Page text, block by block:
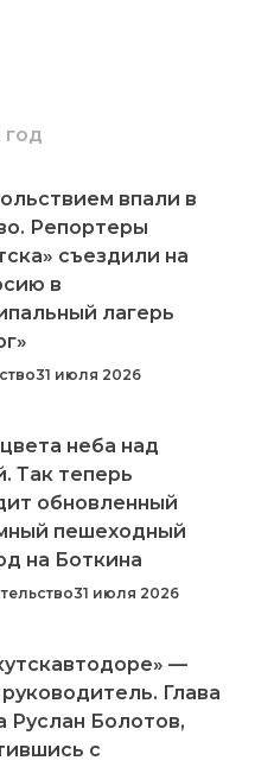
год
впали в
Репортеры
съездили на
в
лагерь
31 июля 2026
неба над
Так теперь
обновленный
пешеходный
на Боткина
31 июля 2026
—
Глава
Руслан Болотов,
с